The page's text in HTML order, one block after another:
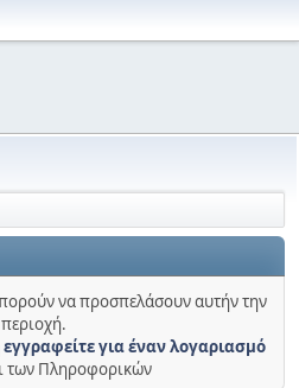
να προσπελάσουν αυτήν την
περιοχή.
εγγραφείτε για έναν λογαριασμό
των Πληροφορικών